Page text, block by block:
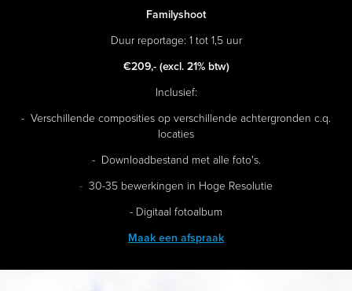
Familyshoot
Duur reportage: 1 tot 1,5 uur
€209,- (excl. 21% btw)
Inclusief:
- Verschillende composities op verschillende achtergronden c.q.
locaties
- Downloadbestand met alle foto's.
- 30-35 bewerkingen in Hoge Resolutie
- Digitaal fotoalbum
Maak een afspraak